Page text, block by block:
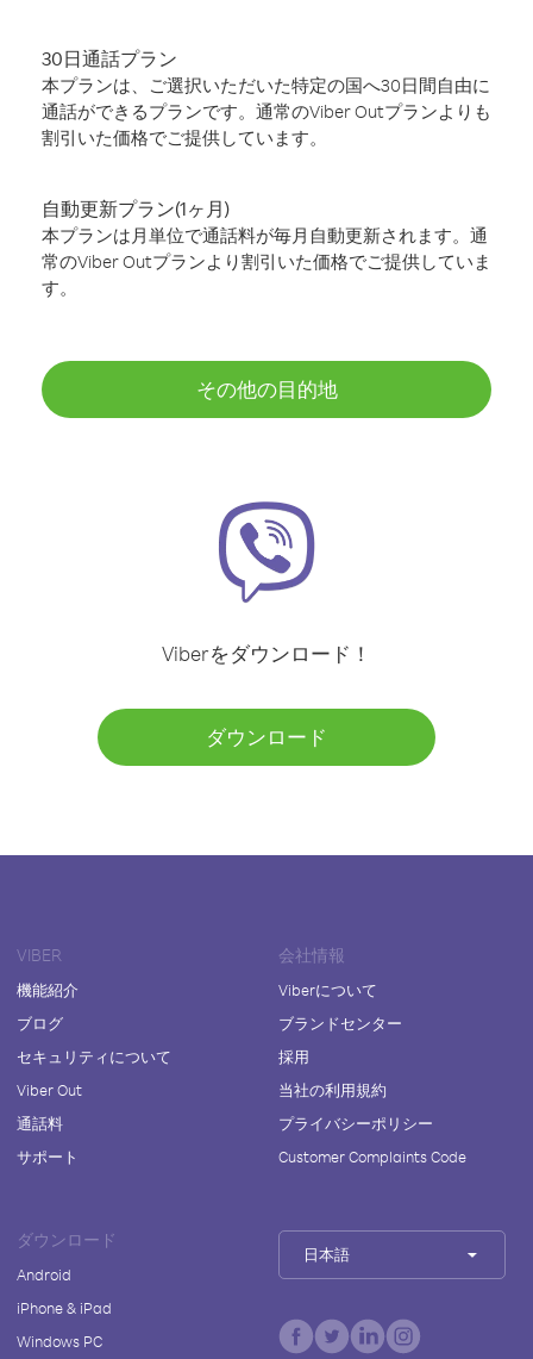
30日通話プラン
本プランは、ご選択いただいた特定の国へ30日間自由に
通話ができるプランです。通常のViber Outプランよりも
割引いた価格でご提供しています。
自動更新プラン(1ヶ月)
本プランは月単位で通話料が毎月自動更新されます。通
常のViber Outプランより割引いた価格でご提供していま
す。
その他の目的地
Viberをダウンロード！
ダウンロード
VIBER
機能紹介
ブログ
セキュリティについて
Viber Out
通話料
サポート
会社情報
Viberについて
ブランドセンター
採用
当社の利用規約
プライバシーポリシー
Customer Complaints Code
ダウンロード
Android
iPhone & iPad
Windows PC
日本語